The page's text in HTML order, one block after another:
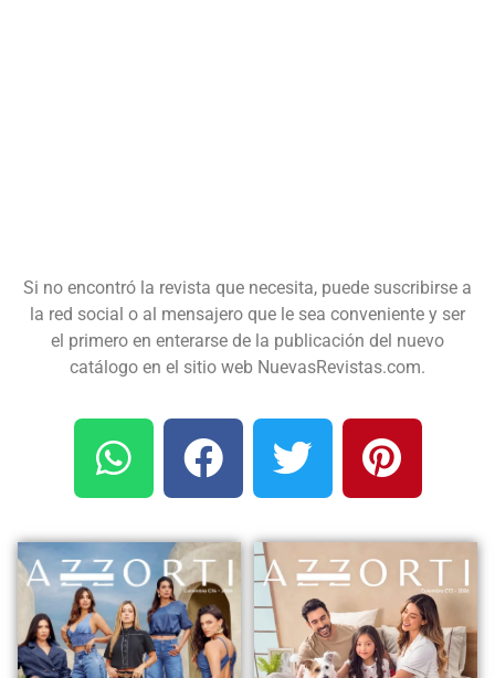
Si no encontró la revista que necesita, puede suscribirse a
la red social o al mensajero que le sea conveniente y ser
el primero en enterarse de la publicación del nuevo
catálogo en el sitio web NuevasRevistas.com.